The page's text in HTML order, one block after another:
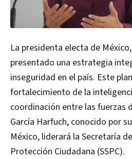
La presidenta electa de
presentado una estrategia
inseguridad en el país. Este
fortalecimiento de la
coordinación entre las fuerzas
García Harfuch, conocido por
México, liderará la Secretaría
Protección Ciudadana (SSPC).